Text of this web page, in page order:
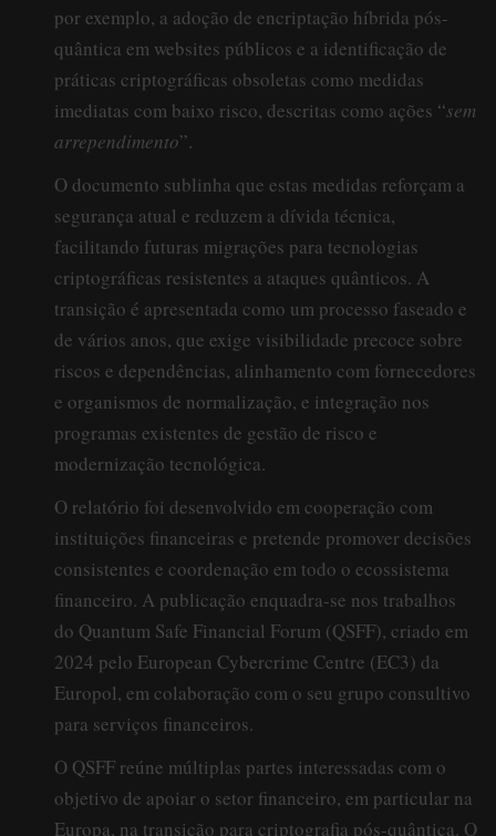
por exemplo, a adoção de encriptação híbrida pós-
quântica em websites públicos e a identificação de
práticas criptográficas obsoletas como medidas
imediatas com baixo risco, descritas como ações “sem
arrependimento”.
O documento sublinha que estas medidas reforçam a
segurança atual e reduzem a dívida técnica,
facilitando futuras migrações para tecnologias
criptográficas resistentes a ataques quânticos. A
transição é apresentada como um processo faseado e
de vários anos, que exige visibilidade precoce sobre
riscos e dependências, alinhamento com fornecedores
e organismos de normalização, e integração nos
programas existentes de gestão de risco e
modernização tecnológica.
O relatório foi desenvolvido em cooperação com
instituições financeiras e pretende promover decisões
consistentes e coordenação em todo o ecossistema
financeiro. A publicação enquadra-se nos trabalhos
do Quantum Safe Financial Forum (QSFF), criado em
2024 pelo European Cybercrime Centre (EC3) da
Europol, em colaboração com o seu grupo consultivo
para serviços financeiros.
O QSFF reúne múltiplas partes interessadas com o
objetivo de apoiar o setor financeiro, em particular na
Europa, na transição para criptografia pós-quântica. O